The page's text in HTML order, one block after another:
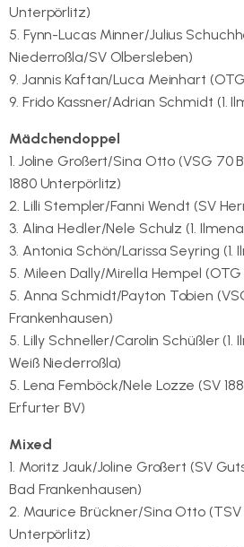
Unterpörlitz)
5. Fynn-Lucas Minner/Julius
Niederroßla/SV Olbersleben)
9. Jannis Kaftan/Luca Meinhart
9. Frido Kassner/Adrian Schmidt (1.
Mädchendoppel
1. Joline Großert/Sina Otto (VSG 70
1880 Unterpörlitz)
2. Lilli Stempler/Fanni Wendt (SV
3. Alina Hedler/Nele Schulz (1.
3. Antonia Schön/Larissa Seyring (1.
5. Mileen Dally/Mirella Hempel (OTG
5. Anna Schmidt/Payton Tobien
Frankenhausen)
5. Lilly Schneller/Carolin Schüßler (1.
Weiß Niederroßla)
5. Lena Femböck/Nele Lozze (SV
Erfurter BV)
Mixed
1. Moritz Jauk/Joline Großert (SV
Bad Frankenhausen)
2. Maurice Brückner/Sina Otto (TSV
Unterpörlitz)